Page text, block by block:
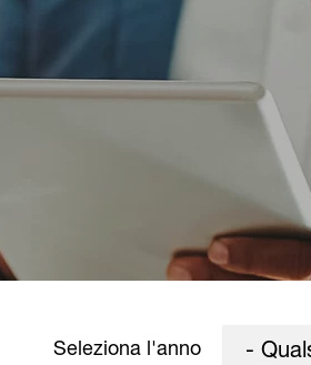
Seleziona l'anno -